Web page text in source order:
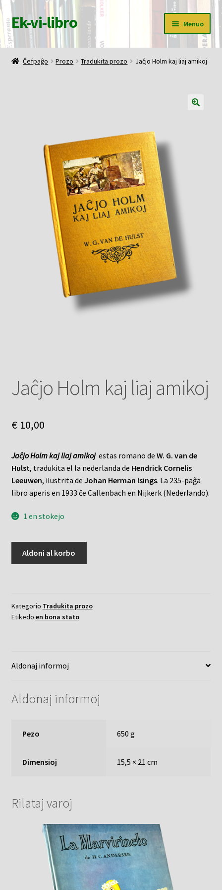
Pretersalti
al
navigado
Iri
rekte
al
la
enhavo
Ek-vi-libro Menuo
Ĉefpaĝo
Ĉefpaĝo Prozo Tradukita prozo Jaĉjo Holm kaj liaj amikoj
Jaĉjo Holm kaj liaj amikoj
€10,00
Jaĉjo Holm kaj liaj amikojestas romano de W. G. van de
Hulst, tradukita el la nederlanda de Hendrick Cornelis
Leeuwen, ilustrita de Johan Herman Isings. La 235-paĝa
libro aperis en 1933 ĉe Callenbach en Nijkerk (Nederlando).
1 en stokejo
kvanto
Aldoni al korbo
Kategorio Tradukita prozo
Etikedo en bona stato
Aldonaj informoj
Aldonaj informoj
Pezo 650 g
Dimensioj 15,5 × 21 cm
Rilataj varoj